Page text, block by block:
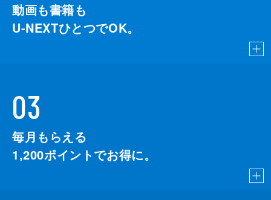
動画も書籍も
U-NEXTひとつでOK。
03
毎月もらえる
1,200ポイントでお得に。